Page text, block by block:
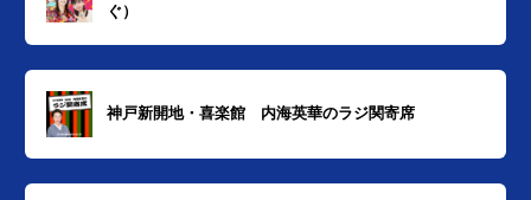
ぐ）
神戸新開地・喜楽館 内海英華のラジ関寄席